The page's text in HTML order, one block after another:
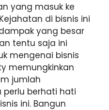
yang masuk ke
di bisnis ini
yang besar
tentu saja ini
mengenai bisnis
memungkinkan
jumlah
perlu berhati hati
ini. Bangun